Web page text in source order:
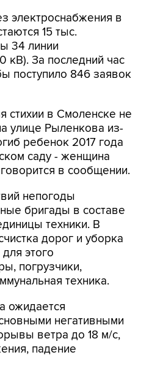
электроснабжения в
15 тыс.
34 линии
кВ). За последний час
поступило 846 заявок
стихии в Смоленске не
улице Рыленкова из-
ребенок 2017 года
саду - женщина
в сообщении.
непогоды
бригады в составе
техники. В
дорог и уборка
этого
погрузчики,
техника.
ожидается
негативными
ветра до 18 м/с,
падение